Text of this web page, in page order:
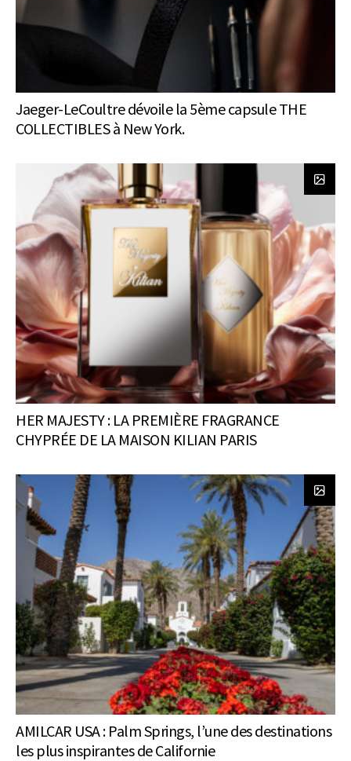
Jaeger-LeCoultre dévoile la 5ème capsule THE
COLLECTIBLES à New York.
HER MAJESTY : LA PREMIÈRE FRAGRANCE
CHYPRÉE DE LA MAISON KILIAN PARIS
AMILCAR USA : Palm Springs, l’une des destinations
les plus inspirantes de Californie